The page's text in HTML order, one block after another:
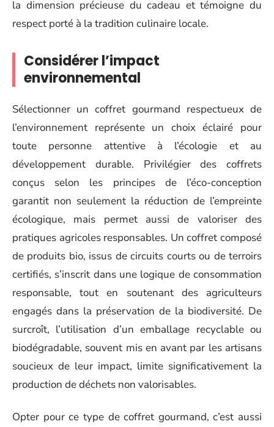
la dimension précieuse du cadeau et témoigne du
respect porté à la tradition culinaire locale.
Considérer l’impact
environnemental
Sélectionner un coffret gourmand respectueux de
l’environnement représente un choix éclairé pour
toute personne attentive à l’écologie et au
développement durable. Privilégier des coffrets
conçus selon les principes de l’éco-conception
garantit non seulement la réduction de l’empreinte
écologique, mais permet aussi de valoriser des
pratiques agricoles responsables. Un coffret composé
de produits bio, issus de circuits courts ou de terroirs
certifiés, s’inscrit dans une logique de consommation
responsable, tout en soutenant des agriculteurs
engagés dans la préservation de la biodiversité. De
surcroît, l’utilisation d’un emballage recyclable ou
biodégradable, souvent mis en avant par les artisans
soucieux de leur impact, limite significativement la
production de déchets non valorisables.
Opter pour ce type de coffret gourmand, c’est aussi